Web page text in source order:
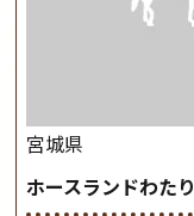
宮城県
ホースランドわたり